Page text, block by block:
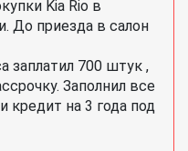
Kia Rio в
До приезда в салон
заплатил 700 штук ,
Заполнил все
кредит на 3 года под